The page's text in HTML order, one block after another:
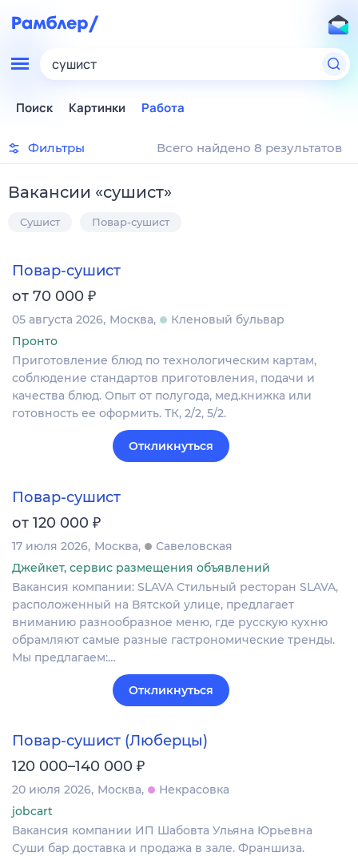
сушист
Поиск Картинки Работа
Фильтры Всего найдено 8 результатов
Вакансии «сушист»
Сушист Повар-сушист
Повар-сушист
от 70 000 ₽
05 августа 2026 Москва
Кленовый бульвар
Пронто
Приготовление блюд по технологическим картам,
соблюдение стандартов приготовления, подачи и
качества блюд. Опыт от полугода, мед.книжка или
готовность ее оформить. ТК, 2/2, 5/2.
Откликнуться
Повар-сушист
от 120 000 ₽
17 июля 2026 Москва
Савеловская
Джейкет, сервис размещения объявлений
Вакансия компании: SLAVA Стильный ресторан SLAVA,
расположенный на Вятской улице, предлагает
вниманию разнообразное меню, где русскую кухню
обрамляют самые разные гастрономические тренды.
Мы предлагаем:…
Откликнуться
Повар-сушист (Люберцы)
120 000–140 000 ₽
20 июля 2026 Москва
Некрасовка
jobcart
Вакансия компании ИП Шабовта Ульяна Юрьевна
Суши бар доставка и продажа в зале. Франшиза.